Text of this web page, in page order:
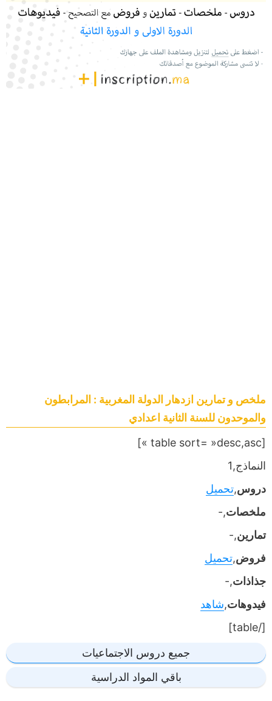
ملخص و تمارين ازدهار الدولة المغربية : المرابطون
والموحدون للسنة الثانية اعدادي
[table sort= »desc,asc »]
النماذج,1
دروس,تحميل
ملخصات,-
تمارين,-
فروض,تحميل
جذاذات,-
فيدوهات,شاهد
[/table]
جميع دروس الاجتماعيات
باقي المواد الدراسية